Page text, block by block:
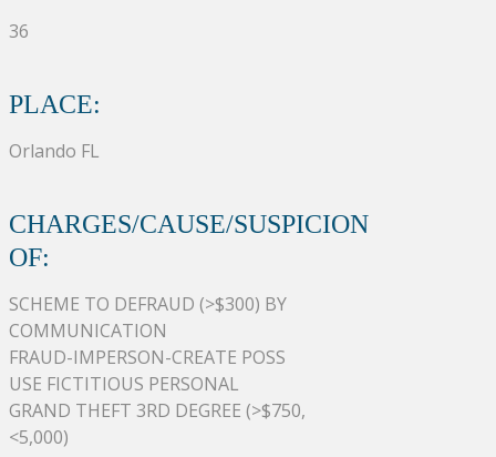
36
PLACE:
Orlando FL
CHARGES/CAUSE/SUSPICION
OF:
SCHEME TO DEFRAUD (>$300) BY
COMMUNICATION
FRAUD-IMPERSON-CREATE POSS
USE FICTITIOUS PERSONAL
GRAND THEFT 3RD DEGREE (>$750,
<5,000)